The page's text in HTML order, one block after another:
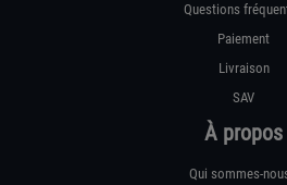
Questions
Paiement
Livraison
SAV
À propos
Qui sommes-